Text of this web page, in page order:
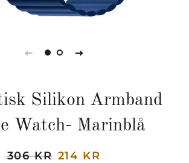
Silikon Armband
Watch- Marinblå
Regular
306 KR Sale
214 KR